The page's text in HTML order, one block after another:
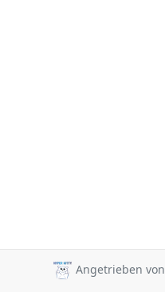
Angetrieben von